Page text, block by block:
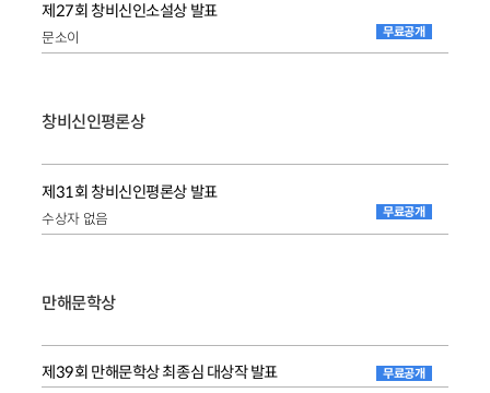
제27회 창비신인소설상 발표
문소이 무료공개
창비신인평론상
제31회 창비신인평론상 발표
수상자 없음 무료공개
만해문학상
제39회 만해문학상 최종심 대상작 발표 무료공개